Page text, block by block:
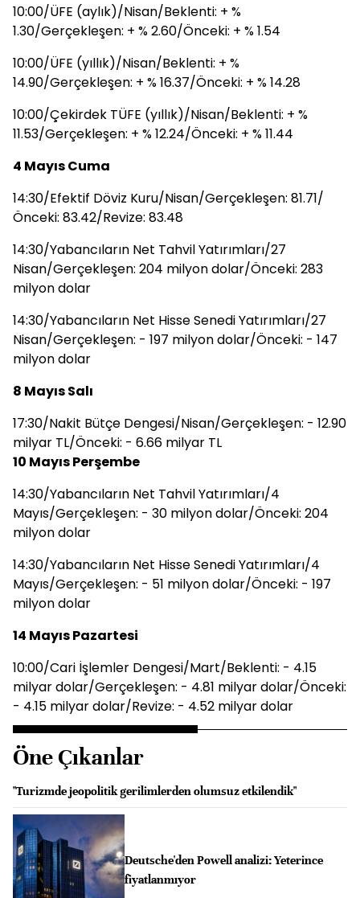
10:00/ÜFE (aylık)/Nisan/Beklenti: + %
1.30/Gerçekleşen: + % 2.60/Önceki: + % 1.54
10:00/ÜFE (yıllık)/Nisan/Beklenti: + %
14.90/Gerçekleşen: + % 16.37/Önceki: + % 14.28
10:00/Çekirdek TÜFE (yıllık)/Nisan/Beklenti: + %
11.53/Gerçekleşen: + % 12.24/Önceki: + % 11.44
4 Mayıs Cuma
14:30/Efektif Döviz Kuru/Nisan/Gerçekleşen: 81.71/
Önceki: 83.42/Revize: 83.48
14:30/Yabancıların Net Tahvil Yatırımları/27
Nisan/Gerçekleşen: 204 milyon dolar/Önceki: 283
milyon dolar
14:30/Yabancıların Net Hisse Senedi Yatırımları/27
Nisan/Gerçekleşen: - 197 milyon dolar/Önceki: - 147
milyon dolar
8 Mayıs Salı
17:30/Nakit Bütçe Dengesi/Nisan/Gerçekleşen: - 12.90
milyar TL/Önceki: - 6.66 milyar TL
10 Mayıs Perşembe
14:30/Yabancıların Net Tahvil Yatırımları/4
Mayıs/Gerçekleşen: - 30 milyon dolar/Önceki: 204
milyon dolar
14:30/Yabancıların Net Hisse Senedi Yatırımları/4
Mayıs/Gerçekleşen: - 51 milyon dolar/Önceki: - 197
milyon dolar
14 Mayıs Pazartesi
10:00/Cari İşlemler Dengesi/Mart/Beklenti: - 4.15
milyar dolar/Gerçekleşen: - 4.81 milyar dolar/Önceki:
- 4.15 milyar dolar/Revize: - 4.52 milyar dolar
Öne Çıkanlar
"Turizmde jeopolitik gerilimlerden olumsuz etkilendik"
Deutsche'den Powell analizi: Yeterince
fiyatlanmıyor